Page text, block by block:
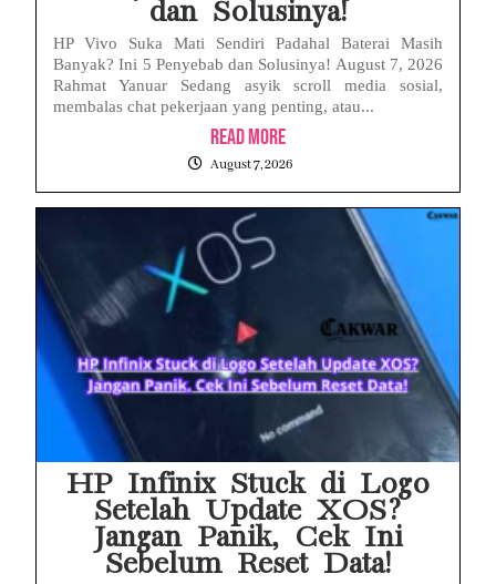
dan Solusinya!
HP Vivo Suka Mati Sendiri Padahal Baterai Masih
Banyak? Ini 5 Penyebab dan Solusinya! August 7, 2026
Rahmat Yanuar Sedang asyik scroll media sosial,
membalas chat pekerjaan yang penting, atau...
Read More
August 7, 2026
HP Infinix Stuck di Logo
Setelah Update XOS?
Jangan Panik, Cek Ini
Sebelum Reset Data!